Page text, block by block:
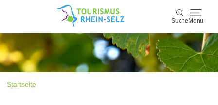
Suche Menu
Suche
Rhein-Selz
Startseite